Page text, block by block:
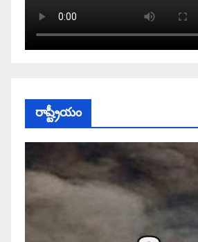
రాష్ట్రీయం